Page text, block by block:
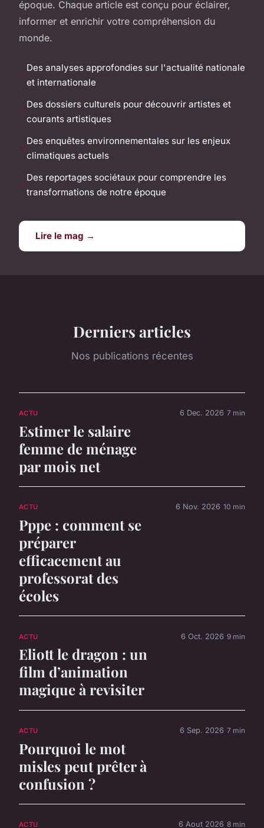
époque. Chaque article est conçu pour éclairer,
informer et enrichir votre compréhension du
monde.
Des analyses approfondies sur l'actualité nationale
et internationale
Des dossiers culturels pour découvrir artistes et
courants artistiques
Des enquêtes environnementales sur les enjeux
climatiques actuels
Des reportages sociétaux pour comprendre les
transformations de notre époque
Lire le mag →
Derniers articles
Nos publications récentes
ACTU
Estimer le salaire
femme de ménage
par mois net
6 Dec. 2026 7 min
ACTU
Pppe : comment se
préparer
efficacement au
professorat des
écoles
6 Nov. 2026 10 min
ACTU
Eliott le dragon : un
film d’animation
magique à revisiter
6 Oct. 2026 9 min
ACTU
Pourquoi le mot
misles peut prêter à
confusion ?
6 Sep. 2026 7 min
ACTU 6 Aout 2026 8 min